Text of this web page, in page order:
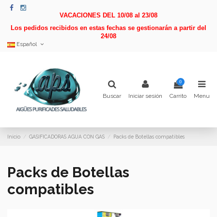
VACACIONES DEL 10/08 al 23/08
Los pedidos recibidos en estas fechas se gestionarán a partir del
24/08
Español
Buscar Iniciar sesión
0
Carrito Menu
Inicio GASIFICADORAS AGUA CON GAS Packs de Botellas compatibles
Packs de Botellas
compatibles